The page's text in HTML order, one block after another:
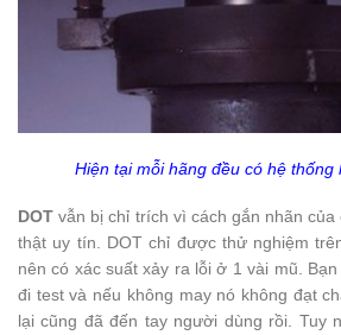
Hiện tại mỗi hãng đều có hệ thống
DOT vẫn bị chỉ trích vì cách gắn nhãn của
thật uy tín. DOT chỉ được thử nghiệm
nên có xác suất xảy ra lỗi ở 1 vài mũ.
đi test và nếu không may nó không đạt
lại cũng đã đến tay người dùng rồi. Tuy